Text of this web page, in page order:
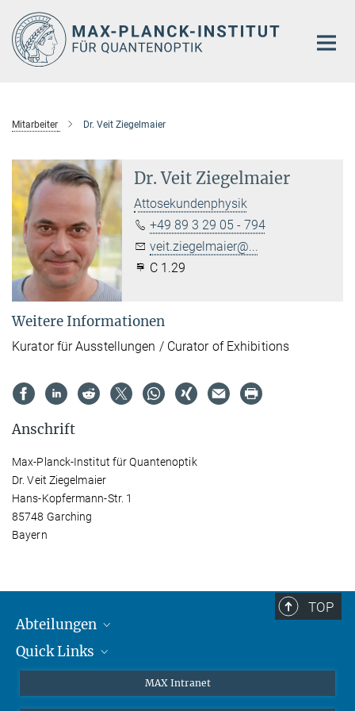
Hauptinhalt
Mitarbeiter Dr. Veit Ziegelmaier
Dr. Veit Ziegelmaier
Attosekundenphysik
+49 89 3 29 05 - 794
veit.ziegelmaier@...
C 1.29
Weitere Informationen
Kurator für Ausstellungen / Curator of Exhibitions
Anschrift
Max-Planck-Institut für Quantenoptik
Dr. Veit Ziegelmaier
Hans-Kopfermann-Str. 1
85748 Garching
Bayern
TOP
Abteilungen
Attosekundenphysik
Quick Links
MAX Intranet